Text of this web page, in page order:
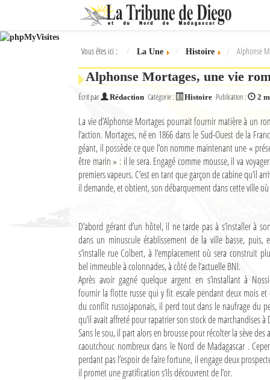
Ok
L'actualité à Diego Suarez
Le Nord de Madagascar
Vous êtes ici : La Une Histoire Alphonse
Alphonse Mortages, une vie
Écrit par Rédaction Catégorie : Histoire Publication : 2
La vie d’Alphonse Mortages pourrait fournir matière à un
l’action. Mortages, né en 1866 dans le Sud-Ouest de la
géant, il possède ce que l’on nomme maintenant une «
être marin » : il le sera. Engagé comme mousse, il va
premiers vapeurs. C’est en tant que garçon de cabine qu’il
il demande, et obtient, son débarquement dans cette ville
D’abord gérant d’un hôtel, il ne tarde pas à s’installer à
dans un minuscule établissement de la ville basse, puis,
s’installe rue Colbert, à l’emplacement où sera construit
bel immeuble à colonnades, à côté de l’actuelle BNI.
Après avoir gagné quelque argent en s’installant à
fournir la flotte russe qui y fit escale pendant deux mois et
du conflit russojaponais, il perd tout dans le naufrage du
qu’il avait affreté pour rapatrier son stock de marchandises à
Sans le sou, il part alors en brousse pour récolter la sève des
caoutchouc nombreux dans le Nord de Madagascar .
perdant pas l’espoir de faire fortune, il engage deux
il promet une gratification s’ils découvrent de l’or.